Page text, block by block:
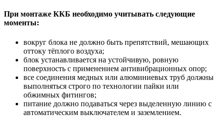
При монтаже ККБ необходимо учитывать следующие
моменты:
вокруг блока не должно быть препятствий, мешающих
оттоку тёплого воздуха;
блок устанавливается на устойчивую, ровную
поверхность с применением антивибрационных опор;
все соединения медных или алюминиевых труб должны
выполняться строго по технологии пайки или
обжимных фитингов;
питание должно подаваться через выделенную линию с
автоматическим выключателем и заземлением.